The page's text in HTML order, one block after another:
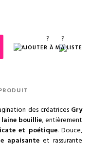
?
?
des créatrices Gry
laine bouillie, entièrement
et poétique. Douce,
apaisante et rassurante